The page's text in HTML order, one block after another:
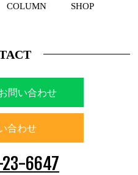
COLUMN SHOP
問い合わせ
合わせ
6647